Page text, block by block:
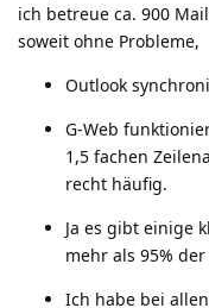
ich betreue ca. 900
soweit ohne Probleme,
Outlook
G-Web
1,5 fachen
recht häufig.
Ja es gibt einige
mehr als 95%
Ich habe bei